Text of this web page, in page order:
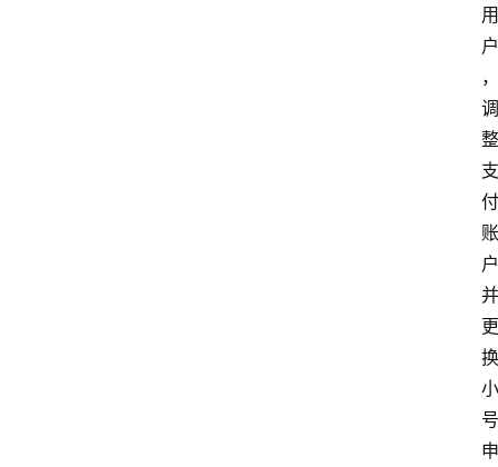
用
户
，
调
整
支
付
账
户
并
更
换
小
号
申